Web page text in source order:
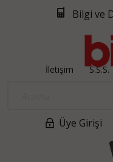
Bilgi ve
İletişim S.S.S.
Üye Girişi